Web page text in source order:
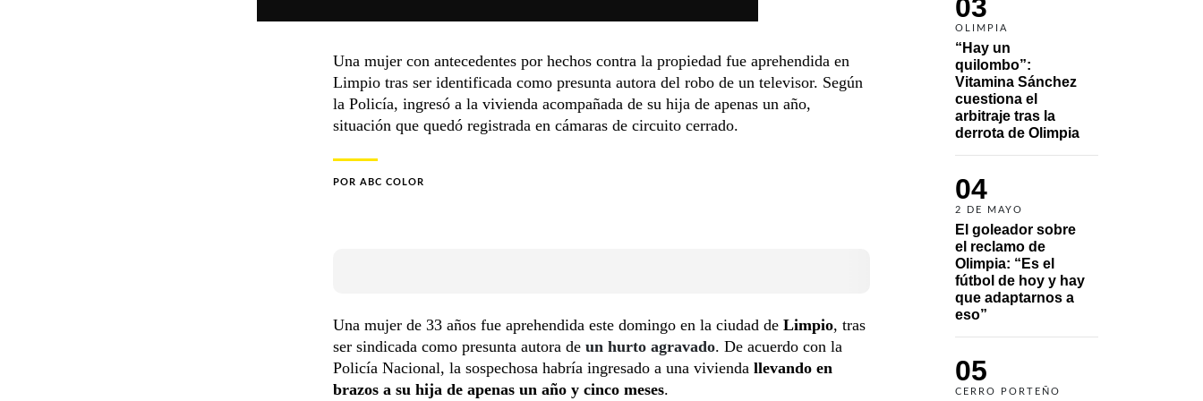
03
OLIMPIA
“Hay un
quilombo”:
Vitamina Sánchez
cuestiona el
arbitraje tras la
derrota de Olimpia
04
2 DE MAYO
El goleador sobre
el reclamo de
Olimpia: “Es el
fútbol de hoy y hay
que adaptarnos a
eso”
05
CERRO PORTEÑO
Una mujer con antecedentes por hechos contra la propiedad fue aprehendida en
Limpio tras ser identificada como presunta autora del robo de un televisor. Según
la Policía, ingresó a la vivienda acompañada de su hija de apenas un año,
situación que quedó registrada en cámaras de circuito cerrado.
POR ABC COLOR
Una mujer de 33 años fue aprehendida este domingo en la ciudad de Limpio, tras
ser sindicada como presunta autora de un hurto agravado. De acuerdo con la
Policía Nacional, la sospechosa habría ingresado a una vivienda llevando en
brazos a su hija de apenas un año y cinco meses.